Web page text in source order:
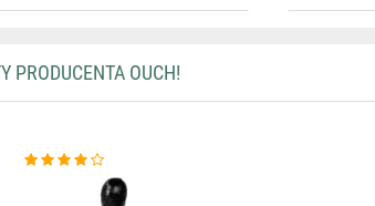
PRODUCENTA OUCH!